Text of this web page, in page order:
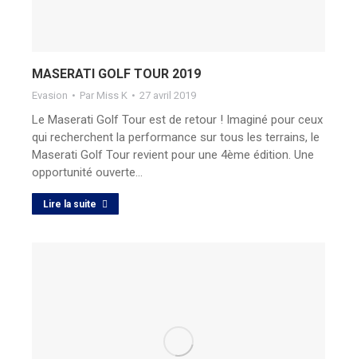
MASERATI GOLF TOUR 2019
Evasion Par Miss K 27 avril 2019
Le Maserati Golf Tour est de retour ! Imaginé pour ceux
qui recherchent la performance sur tous les terrains, le
Maserati Golf Tour revient pour une 4ème édition. Une
opportunité ouverte…
Lire la suite